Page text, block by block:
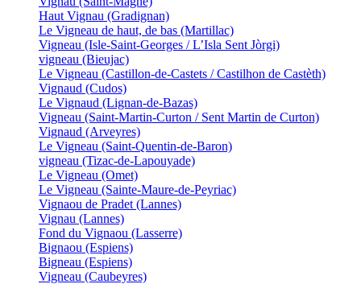
Haut Vignau (Gradignan)
Le Vigneau de haut, de bas (Martillac)
Vigneau (Isle-Saint-Georges / L’Isla Sent Jòrgi)
vigneau (Bieujac)
Le Vigneau (Castillon-de-Castets / Castilhon de Castèth)
Vignaud (Cudos)
Le Vignaud (Lignan-de-Bazas)
Vigneau (Saint-Martin-Curton / Sent Martin de Curton)
Vignaud (Arveyres)
Le Vigneau (Saint-Quentin-de-Baron)
vigneau (Tizac-de-Lapouyade)
Le Vigneau (Omet)
Le Vigneau (Sainte-Maure-de-Peyriac)
Vignaou de Pradet (Lannes)
Vignau (Lannes)
Fond du Vignaou (Lasserre)
Bignaou (Espiens)
Bigneau (Espiens)
Vigneau (Caubeyres)